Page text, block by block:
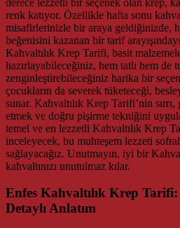
renk katıyor. Özellikle hafta sonu
misafirlerinizle bir araya geldiğinizde,
beğenisini kazanan bir tarif
Kahvaltılık Krep Tarifi, basit
hazırlayabileceğiniz, hem tatlı hem de
zenginleştirebileceğiniz harika bir
çocukların da severek tüketeceği,
sunar. Kahvaltılık Krep Tarifi’nin
etmek ve doğru pişirme tekniğini
temel ve en lezzetli Kahvaltılık Krep
inceleyecek, bu muhteşem lezzeti
sağlayacağız. Unutmayın, iyi bir
kahvaltınızı unutulmaz kılar.
Enfes Kahvaltılık Krep
Detaylı Anlatım